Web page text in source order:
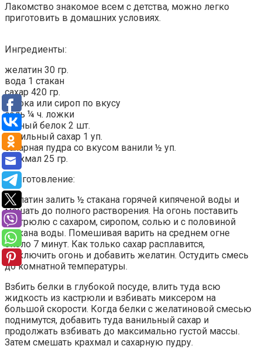
Лакомство знакомое всем с детства, можно легко
приготовить в домашних условиях.
Ингредиенты:
желатин 30 гр.
вода 1 стакан
сахар 420 гр.
патока или сироп по вкусу
соль ¼ ч. ложки
яичный белок 2 шт.
ванильный сахар 1 уп.
сахарная пудра со вкусом ванили ½ уп.
крахмал 25 гр.
Приготовление:
Желатин залить ½ стакана горячей кипяченой воды и
мешать до полного растворения. На огонь поставить
кастрюлю с сахаром, сиропом, солью и с половиной
стакана воды. Помешивая варить на среднем огне
около 7 минут. Как только сахар расплавится,
выключить огонь и добавить желатин. Остудить смесь
до комнатной температуры.
Взбить белки в глубокой посуде, влить туда всю
жидкость из кастрюли и взбивать миксером на
большой скорости. Когда белки с желатиновой смесью
поднимутся, добавить туда ванильный сахар и
продолжать взбивать до максимально густой массы.
Затем смешать крахмал и сахарную пудру.